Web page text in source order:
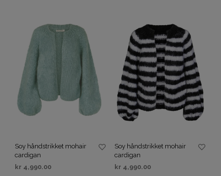
Soy håndstrikket mohair
cardigan
kr 4,990.00
Soy håndstrikket mohair
cardigan
kr 4,990.00